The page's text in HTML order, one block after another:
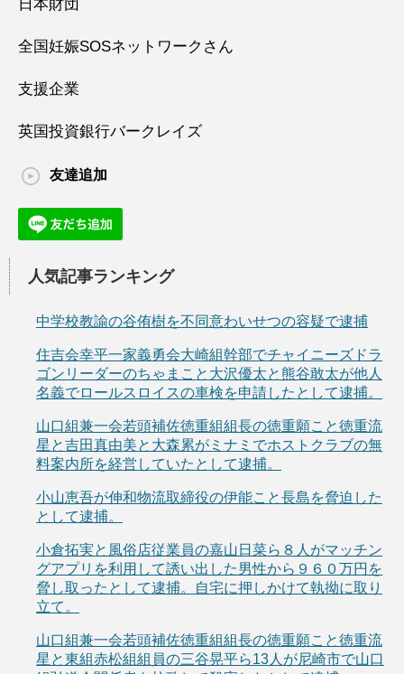
日本財団
全国妊娠SOSネットワークさん
支援企業
英国投資銀行バークレイズ
友達追加
人気記事ランキング
中学校教諭の谷侑樹を不同意わいせつの容疑で逮捕
住吉会幸平一家義勇会大崎組幹部でチャイニーズドラ
ゴンリーダーのちゃまこと大沢優太と熊谷敢太が他人
名義でロールスロイスの車検を申請したとして逮捕。
山口組兼一会若頭補佐徳重組組長の徳重願こと徳重流
星と吉田真由美と大森累がミナミでホストクラブの無
料案内所を経営していたとして逮捕。
小山恵吾が伸和物流取締役の伊能こと長島を脅迫した
として逮捕。
小倉拓実と風俗店従業員の嘉山日菜ら８人がマッチン
グアプリを利用して誘い出した男性から９６０万円を
脅し取ったとして逮捕。自宅に押しかけて執拗に取り
立て。
山口組兼一会若頭補佐徳重組組長の徳重願こと徳重流
星と東組赤松組組員の三谷晃平ら13人が尼崎市で山口